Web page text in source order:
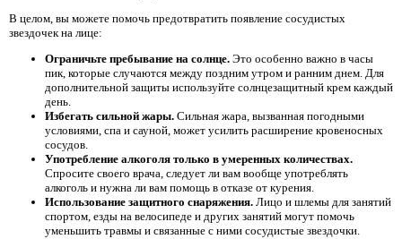
В целом, вы можете помочь предотвратить появление сосудистых
звездочек на лице:
Ограничьте пребывание на солнце. Это особенно важно в часы
пик, которые случаются между поздним утром и ранним днем. Для
дополнительной защиты используйте солнцезащитный крем каждый
день.
Избегать сильной жары. Сильная жара, вызванная погодными
условиями, спа и сауной, может усилить расширение кровеносных
сосудов.
Употребление алкоголя только в умеренных количествах.
Спросите своего врача, следует ли вам вообще употреблять
алкоголь и нужна ли вам помощь в отказе от курения.
Использование защитного снаряжения. Лицо и шлемы для занятий
спортом, езды на велосипеде и других занятий могут помочь
уменьшить травмы и связанные с ними сосудистые звездочки.